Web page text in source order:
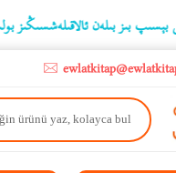
ئالاقىلەشسىڭىز بولىدۇ